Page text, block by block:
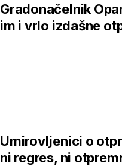
Gradonačelnik
im i vrlo izdašne
Umirovljenici o
ni regres, ni